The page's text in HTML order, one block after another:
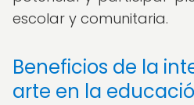
escolar y comunitaria.
Beneficios de la
arte en la